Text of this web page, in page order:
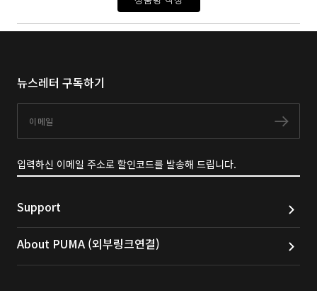
뉴스레터 구독하기
구독
입력하신 이메일 주소로 할인코드를 발송해 드립니다.
Support
About PUMA (외부링크연결)